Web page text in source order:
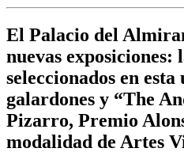
El Palacio del
nuevas exposiciones:
seleccionados en
galardones y “The
Pizarro, Premio
modalidad de Artes